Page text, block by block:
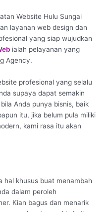
Website Hulu Sungai
layanan web design dan
yang siap wujudkan
ialah pelayanan yang
Agency.
profesional yang selalu
supaya dapat semakin
Anda punya bisnis, baik
itu, jika belum pula miliki
kami rasa itu akan
hal khusus buat menambah
dalam peroleh
Kian bagus dan menarik